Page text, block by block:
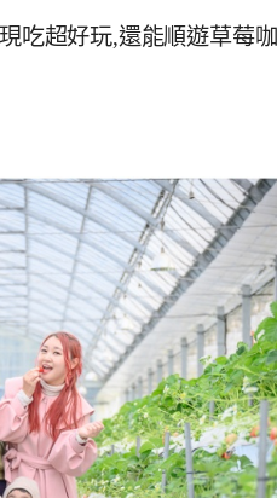
吃超好玩,還能順遊草莓咖